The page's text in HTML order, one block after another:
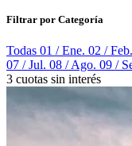
Filtrar por Categoría
Todas 01 / Ene. 02 / Feb.
07 / Jul. 08 / Ago. 09 /
3 cuotas sin interés